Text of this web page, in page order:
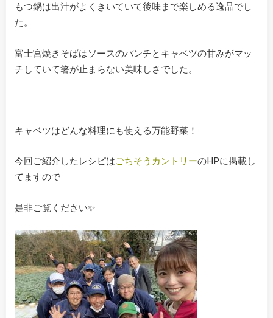
もつ鍋は出汁がよくきいていて後味まで楽しめる逸品でし
た。
富士宮焼きそばはソースのパンチとキャベツの甘みがマッ
チしていて箸が止まらない美味しさでした。
キャベツはどんな料理にも使える万能野菜！
今回ご紹介したレシピはごちそうカントリーのHPに掲載し
てますので
是非ご覧ください✨